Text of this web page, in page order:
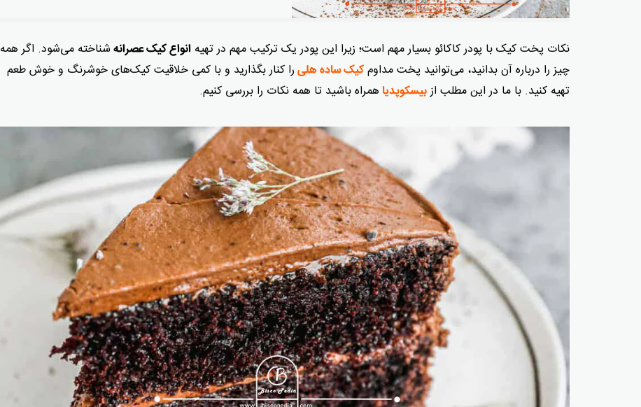
نکات پخت کیک با پودر کاکائو بسیار مهم است؛ زیرا این پودر یک ترکیب مهم در تهیه انواع کیک عصرانه شناخته می‌شود. اگر همه
چیز را درباره آن بدانید، می‌توانید پخت مداوم کیک ساده هلی را کنار بگذارید و با کمی خلاقیت کیک‌های خوشرنگ و خوش طعم
تهیه کنید. با ما در این مطلب ازبیسکوپدیا همراه باشید تا همه نکات را بررسی کنیم.